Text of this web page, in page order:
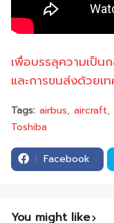
เพื่อบรรลุความเป็น
และการขนส่งด้วยเ
Tags: airbus aircraft
Toshiba
Facebook
You might like